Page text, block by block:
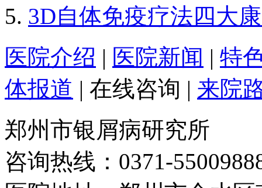
3D自体免疫疗法四大
医院介绍 | 医院新闻 | 特
体报道 | 在线咨询 | 来院
郑州市银屑病研究所
咨询热线：0371-